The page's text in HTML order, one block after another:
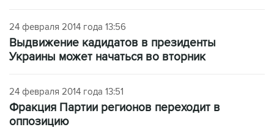
24 февраля 2014 года 13:56
Выдвижение кадидатов в президенты
Украины может начаться во вторник
24 февраля 2014 года 13:51
Фракция Партии регионов переходит в
оппозицию